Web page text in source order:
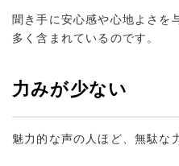
聞き手に安心感や心地よさを
多く含まれているのです。
力みが少ない
魅力的な声の人ほど、無駄な